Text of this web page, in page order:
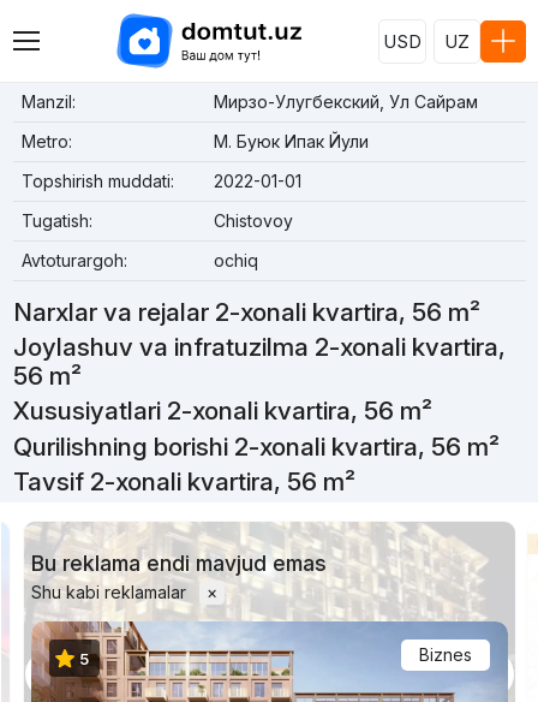
USD UZ
Manzil:
Мирзо-Улугбекский, Ул Сайрам
Metro:
М. Буюк Ипак Йули
Topshirish muddati:
2022-01-01
Tugatish:
Chistovoy
Avtoturargoh:
ochiq
Narxlar va rejalar 2-xonali kvartira, 56 m²
Joylashuv va infratuzilma 2-xonali kvartira,
56 m²
Xususiyatlari 2-xonali kvartira, 56 m²
Qurilishning borishi 2-xonali kvartira, 56 m²
Tavsif 2-xonali kvartira, 56 m²
Bu reklama endi mavjud emas
Shu kabi reklamalar ×
Biznes
5